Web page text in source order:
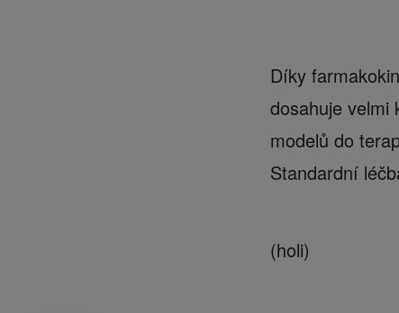
Díky
dosahuje velmi
modelů do
Standardní
(holi)